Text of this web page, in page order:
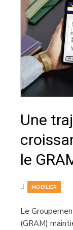
Une
le
MOBILIER
Le
(GRAM)